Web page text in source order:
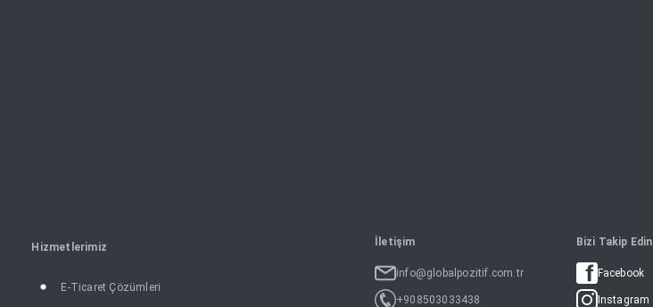
Hizmetlerimiz
E-Ticaret Çözümleri
İletişim
info@globalpozitif.com.tr
+908503033438
Bizi Takip Edin
Facebook
Instagram